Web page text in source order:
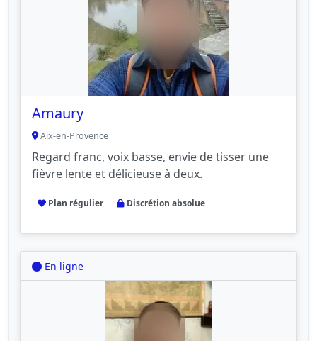
Amaury
Aix-en-Provence
Regard franc, voix basse, envie de tisser une
fièvre lente et délicieuse à deux.
Plan régulier Discrétion absolue
En ligne